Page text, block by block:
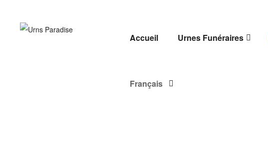
PARADISE
Accueil Urnes Funéraires
Français